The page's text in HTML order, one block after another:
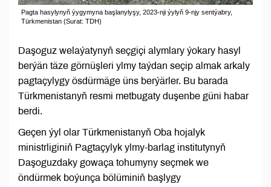
Pagta hasylynyň ýygymyna başlanylyşy, 2023-nji ýylyň 9-njy sentýabry,
Türkmenistan (Surat: TDH)
Daşoguz welaýatynyň seçgiçi alymlary ýokary hasyl
berýän täze görnüşleri ylmy taýdan seçip almak arkaly
pagtaçylygy ösdürmäge üns berýärler. Bu barada
Türkmenistanyň resmi metbugaty duşenbe güni habar
berdi.
Geçen ýyl olar Türkmenistanyň Oba hojalyk
ministrliginiň Pagtaçylyk ylmy-barlag institutynyň
Daşoguzdaky gowaça tohumyny seçmek we
öndürmek boýunça bölüminiň başlygy